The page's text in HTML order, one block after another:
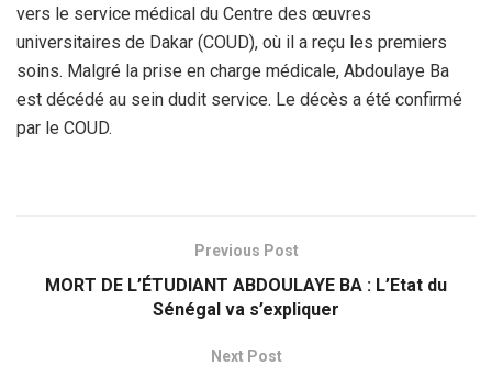
vers le service médical du Centre des œuvres
universitaires de Dakar (COUD), où il a reçu les premiers
soins. Malgré la prise en charge médicale, Abdoulaye Ba
est décédé au sein dudit service. Le décès a été confirmé
par le COUD.
Previous Post
MORT DE L’ÉTUDIANT ABDOULAYE BA : L’Etat du
Sénégal va s’expliquer
Next Post